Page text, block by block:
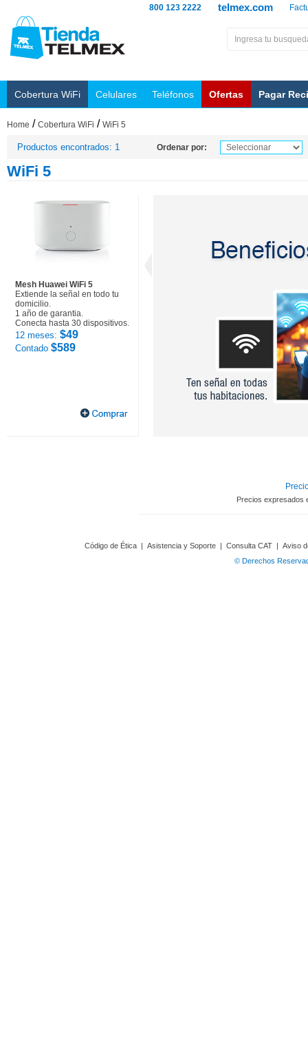
telmex.com
800 123 2222
Cobertura WiFi Celulares Teléfonos Ofertas Pagar
Home / Cobertura WiFi / WiFi 5
Productos encontrados: 1 Ordenar por:
WiFi 5
Mesh Huawei WiFi 5
Extiende la señal en todo tu
domicilio.
1 año de garantia.
Conecta hasta 30 dispositivos.
12 meses: $49
Contado $589
Precios expresados
Código de Ética | Asistencia y Soporte | Consulta CAT | Aviso
© Derechos